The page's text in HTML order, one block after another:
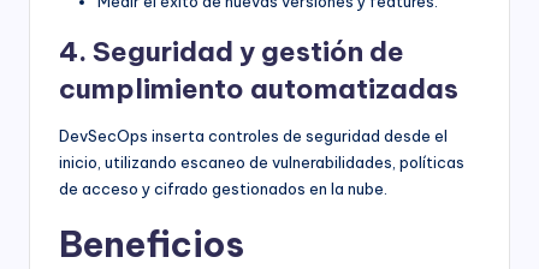
4. Seguridad y gestión de
cumplimiento automatizadas
DevSecOps inserta controles de seguridad desde el
inicio, utilizando escaneo de vulnerabilidades, políticas
de acceso y cifrado gestionados en la nube.
Beneficios